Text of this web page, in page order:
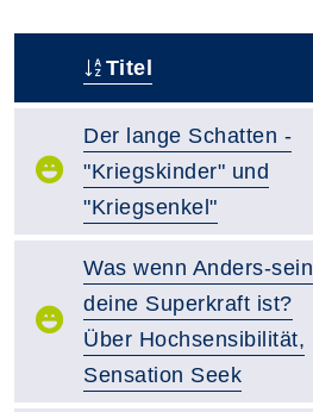
Titel
Der lange Schatten -
"Kriegskinder" und
"Kriegsenkel"
Was wenn Anders-sein
deine Superkraft ist?
Über Hochsensibilität,
Sensation Seek